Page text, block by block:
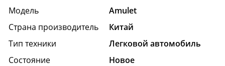
Модель
Amulet
Страна производитель
Китай
Тип техники
Легковой автомобиль
Состояние
Hовое